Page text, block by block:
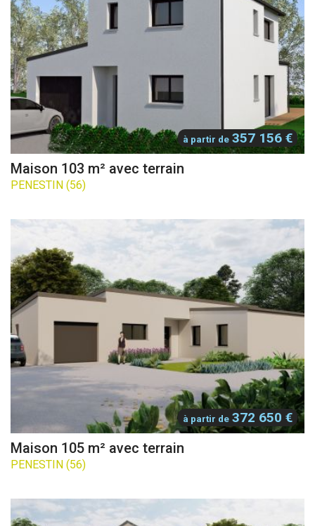
à partir de 357 156 €
Maison 103 m² avec terrain
PENESTIN (56)
à partir de 372 650 €
Maison 105 m² avec terrain
PENESTIN (56)